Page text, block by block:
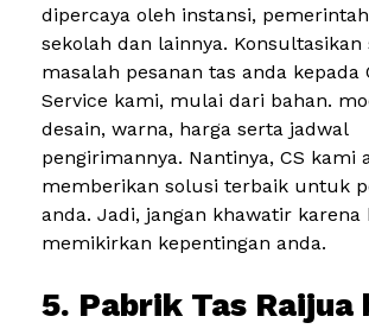
dipercaya oleh instansi,
sekolah dan lainnya. Konsultasikan
masalah pesanan tas anda kepada
Service kami, mulai dari bahan.
desain, warna, harga serta jadwal
pengirimannya. Nantinya, CS kami
memberikan solusi terbaik untuk
anda. Jadi, jangan khawatir karena
memikirkan kepentingan anda.
5. Pabrik Tas Raijua